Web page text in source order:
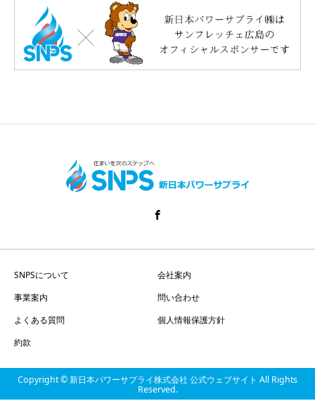
SNPSについて
会社案内
事業案内
問い合わせ
よくある質問
個人情報保護方針
約款
Copyright © 新日本パワーサプライ株式会社 公式ウェブサイト All Rights
Reserved.
電話